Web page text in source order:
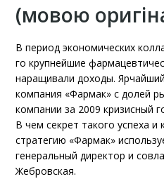
(мовою
В период экономических
го крупнейшие
наращивали доходы.
компания «Фармак» с долей
компании за 2009 кризисный
В чем секрет такого успеха и
стратегию «Фармак»
генеральный директор и
Жебровская.